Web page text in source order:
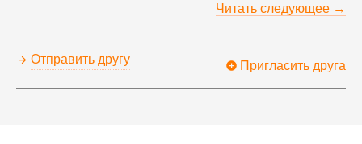
Читать следующее →
Отправить другу Пригласить друга